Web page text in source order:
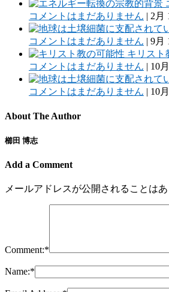
コメントはまだありません | 2月
コメントはまだありません | 9月
キリスト
コメントはまだありません | 10
コメントはまだありません | 10
About The Author
櫛田 博志
Add a Comment
メールアドレスが公開されることはあ
Comment:*
Name:*